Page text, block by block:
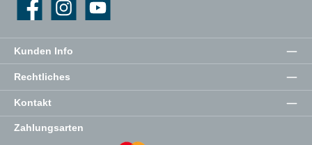
Kunden Info
Rechtliches
Kontakt
Instagram YouTube
Zahlungsarten